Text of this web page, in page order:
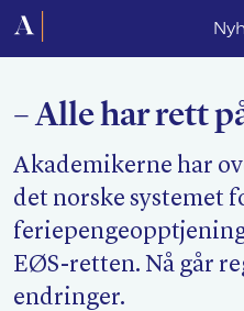
Forside
Lønnsoppgjør
Medlemsforeninger
Kurs og konferanser
For media
– Alle har rett
Akademikerne har
det norske systemet
EØS-retten. Nå går
endringer.